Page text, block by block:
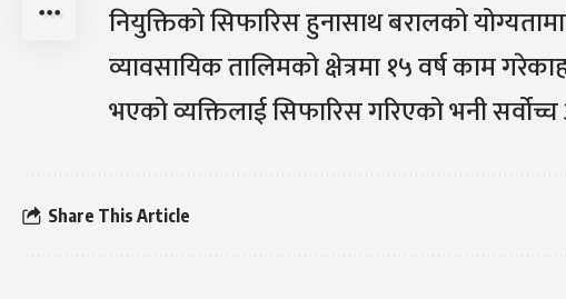
नियुक्तिको सिफारिस हुनासाथ बरालको
व्यावसायिक तालिमको क्षेत्रमा १५ वर्ष काम
भएको व्यक्तिलाई सिफारिस गरिएको भनी
Share This Article